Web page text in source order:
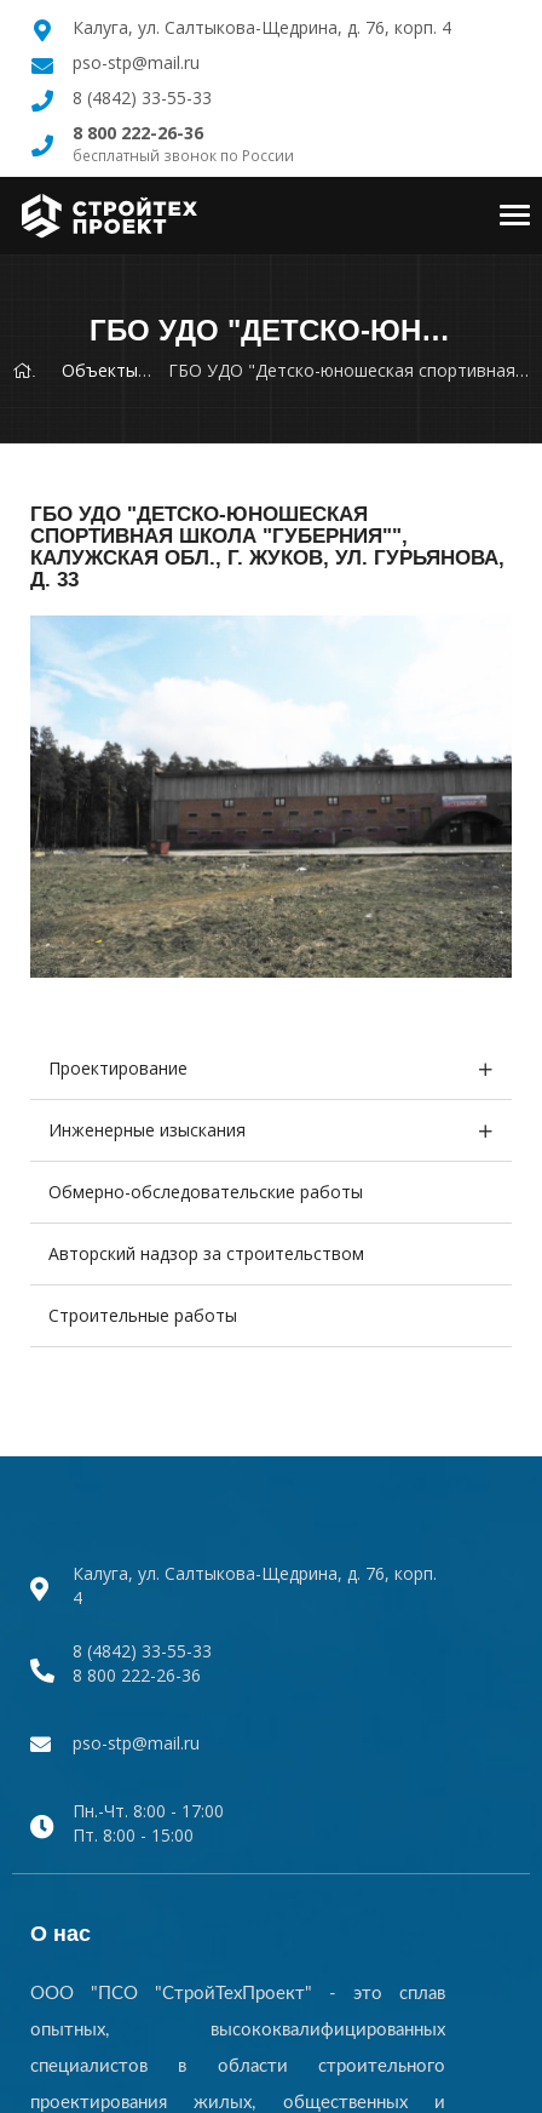
Калуга, ул. Салтыкова-Щедрина, д. 76, корп. 4
pso-stp@mail.ru
8 (4842) 33-55-33
8 800 222-26-36
бесплатный звонок по России
ГБО УДО "ДЕТСКО-ЮНОШЕСКАЯ СПОРТИВНАЯ ШКОЛА "ГУБЕРНИЯ"", КАЛУЖСКАЯ ОБЛ., Г. ЖУКОВ, УЛ. ГУРЬЯНОВА, Д. 33
Объекты ГБО УДО "Детско-юношеская спортивная школа "Губерния"", Калужская обл., г. Жуков, ул. Гурьянова, д. 33
ГБО УДО "ДЕТСКО-ЮНОШЕСКАЯ
СПОРТИВНАЯ ШКОЛА "ГУБЕРНИЯ"",
КАЛУЖСКАЯ ОБЛ., Г. ЖУКОВ, УЛ. ГУРЬЯНОВА,
Д. 33
Проектирование
Инженерные изыскания
Обмерно-обследовательские работы
Авторский надзор за строительством
Строительные работы
Калуга, ул. Салтыкова-Щедрина, д. 76, корп.
4
8 (4842) 33-55-33
8 800 222-26-36
pso-stp@mail.ru
Пн.-Чт. 8:00 - 17:00
Пт. 8:00 - 15:00
О нас
ООО "ПСО "СтройТехПроект" - это сплав
опытных, высококвалифицированных
специалистов в области строительного
проектирования жилых, общественных и